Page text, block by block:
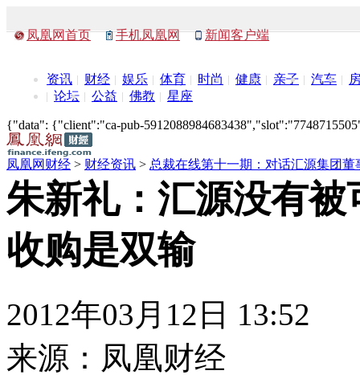
凤凰网首页 手机凤凰网 新闻客户端
资讯 财经 娱乐 体育 时尚 健康 亲子 汽车
论坛
公益 佛教 星座
{"data": {"client":"ca-pub-
凤凰网财经 > 财经资讯 > 总裁在线第十一期：对话汇源集团
朱新礼：汇源没有被
收购是双输
2012年03月12日 13:52
来源： 凤凰财经